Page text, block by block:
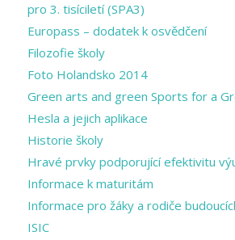
pro 3. tisíciletí (SPA3)
Europass – dodatek k osvědčení
Filozofie školy
Foto Holandsko 2014
Green arts and ​green Sports for a
Hesla a jejich aplikace
Historie školy
Hravé prvky podporující efektivitu
Informace k maturitám
Informace pro žáky a rodiče
ISIC